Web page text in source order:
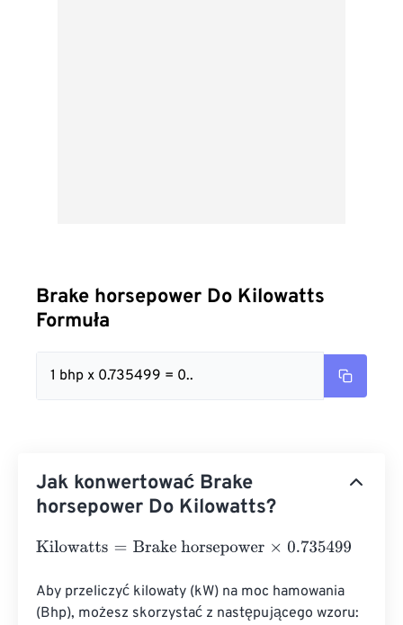
Brake horsepower Do Kilowatts
Formuła
1 bhp x 0.735499 = 0..
Jak konwertować Brake
horsepower Do Kilowatts?
Kilowatts=Brake horsepower×0.735499
Aby przeliczyć kilowaty (kW) na moc hamowania
(Bhp), możesz skorzystać z następującego wzoru: